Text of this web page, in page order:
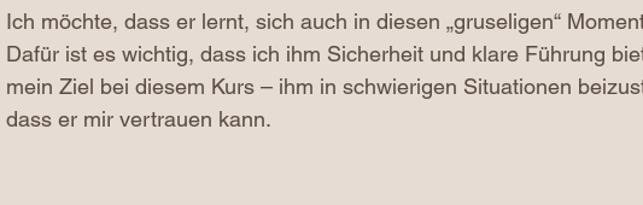
Ich möchte, dass er lernt, sich auch in diesen „gruseligen“
Dafür ist es wichtig, dass ich ihm Sicherheit und klare Führung
mein Ziel bei diesem Kurs – ihm in schwierigen Situationen
dass er mir vertrauen kann.